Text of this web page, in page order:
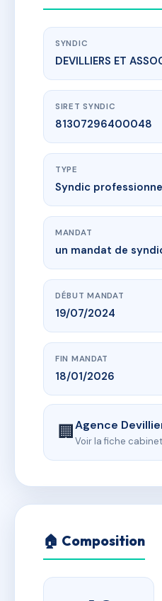
SYNDIC
DEVILLIERS ET
SIRET SYNDIC
81307296400048
TYPE
Syndic
MANDAT
un mandat de
DÉBUT MANDAT
19/07/2024
FIN MANDAT
18/01/2026
🏢Agence
Voir la fiche
🏠 Composition